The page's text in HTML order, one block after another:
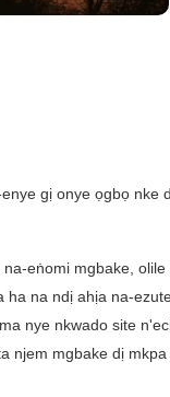
gị onye ọgbọ nke
na-eṅomi mgbake, olile
ha na ndị ahịa na-
nye nkwado site
njem mgbake dị